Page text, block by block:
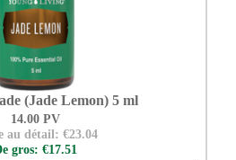
(Jade Lemon) 5 ml
14.00 PV
au détail: €23.04
gros: €17.51